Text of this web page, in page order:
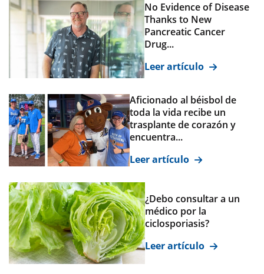
No Evidence of Disease
Thanks to New
Pancreatic Cancer
Drug...
Leer artículo
Aficionado al béisbol de
toda la vida recibe un
trasplante de corazón y
encuentra...
Leer artículo
¿Debo consultar a un
médico por la
ciclosporiasis?
Leer artículo